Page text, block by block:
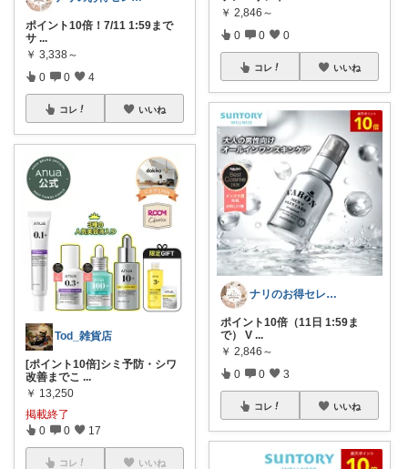
ポイント10倍！7/11 1:59まで
サ ...
￥ 3,338～
0 0 4
コレ いいね
Tod_雑貨店
[ポイント10倍]シミ予防・シワ
改善までこ ...
￥ 13,250
掲載終了
0 0 17
コレ いいね
￥ 2,846～
0 0 0
コレ いいね
ナリのお得セレクト
ポイント10倍（11日 1:59ま
で） V ...
￥ 2,846～
0 0 3
コレ いいね